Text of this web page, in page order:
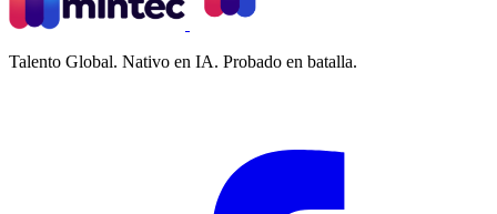
Talento Global. Nativo en IA. Probado en batalla.